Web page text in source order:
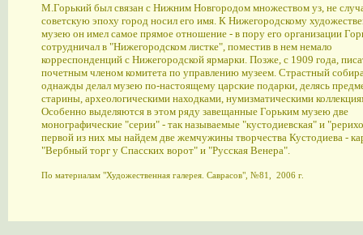
М.Горький был связан с Нижним Новгородом множеством уз, не
советскую эпоху город носил его имя. К Нижегородскому
музею он имел самое прямое отношение - в пору его организации
сотрудничал в "Нижегородском листке", поместив в нем немало
корреспонденций с Нижегородской ярмарки. Позже, с 1909 года,
почетным членом комитета по управлению музеем. Страстный
однажды делал музею по-настоящему царские подарки, делясь
старины, археологическими находками, нумизматическими
Особенно выделяются в этом ряду завещанные Горьким музею две
монографические "серии" - так называемые "кустодиевская" и
первой из них мы найдем две жемчужины творчества Кустодиева -
"Вербный торг у Спасских ворот" и "Русская Венера".
По материалам "Художественная галерея. Саврасов", №81, 2006 г.